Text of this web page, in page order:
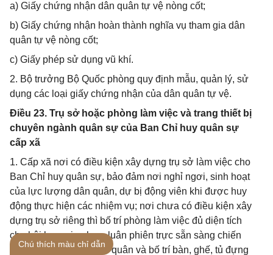
a) Giấy chứng nhận dân quân tự vệ nòng cốt;
b) Giấy chứng nhận hoàn thành nghĩa vụ tham gia dân
quân tự vệ nòng cốt;
c) Giấy phép sử dụng vũ khí.
2. Bộ trưởng Bộ Quốc phòng quy định mẫu, quản lý, sử
dụng các loại giấy chứng nhận của dân quân tự vệ.
Điều 23. Trụ sở hoặc phòng làm việc và trang thiết bị
chuyên ngành quân sự của Ban Chỉ huy quân sự
cấp xã
1. Cấp xã nơi có điều kiện xây dựng trụ sở làm việc cho
Ban Chỉ huy quân sự, bảo đảm nơi nghỉ ngơi, sinh hoạt
của lực lượng dân quân, dự bị động viên khi được huy
động thực hiện các nhiệm vụ; nơi chưa có điều kiện xây
dựng trụ sở riêng thì bố trí phòng làm việc đủ diện tích
cho hội họp, giao ban, luân phiên trực sẵn sàng chiến
đấu của lực lượng dân quân và bố trí bàn, ghế, tủ đựng
Chú thích màu chỉ dẫn